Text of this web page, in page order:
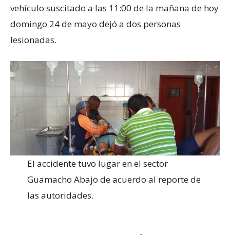
vehículo suscitado a las 11:00 de la mañana de hoy
domingo 24 de mayo dejó a dos personas
lesionadas.
El accidente tuvo lugar en el sector
Guamacho Abajo de acuerdo al reporte de
las autoridades.